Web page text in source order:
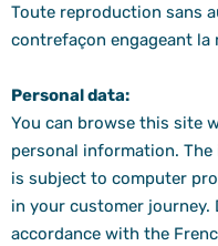
Toute reproduction sans
contrefaçon engageant la
Personal data:
You can browse this site
personal information.
is subject to computer
in your customer journey.
accordance with the